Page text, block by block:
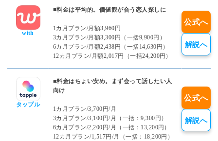
with
■料金は平均的。価値観が合う恋人探しに
1カ月プラン/月額3,960円
3カ月プラン/月額3,300円（一括9,900円）
6カ月プラン/月額2,438円（一括14,630円）
12カ月プラン/月額2,017円（一括24,200円）
公式へ
解説へ
タップル
■料金はちょい安め。まず会って話したい人
向け
1カ月プラン/3,700円/月
3カ月プラン/3,100円/月（一括：9,300円）
6カ月プラン/2,200円/月（一括：13,200円）
12カ月プラン/1,517円/月（一括：18,200円）
公式へ
解説へ